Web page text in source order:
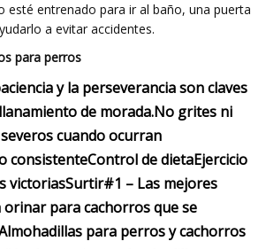
esté entrenado para ir al baño, una puerta
a evitar accidentes.
para perros
y la perseverancia son claves
de morada.No grites ni
cuando ocurran
consistenteControl de dietaEjercicio
victoriasSurtir#1 – Las mejores
para cachorros que se
para perros y cachorros